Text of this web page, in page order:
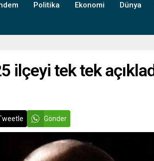
Politika Ekonomi Dünya
ilçeyi tek tek
Gönder